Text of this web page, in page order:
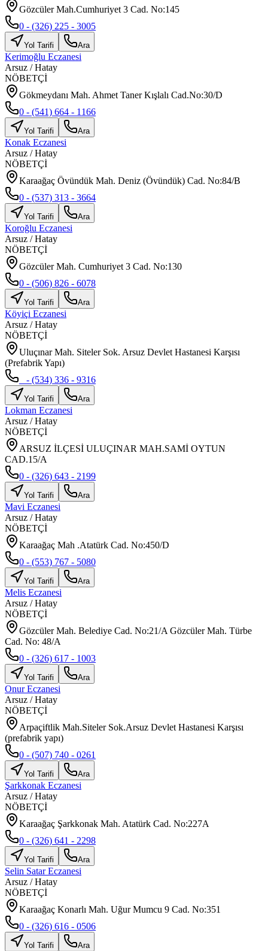
Gözcüler Mah.Cumhuriyet 3 Cad. No:145
0 - (326) 225 - 3005
Yol Tarifi Ara
Kerimoğlu Eczanesi
Arsuz /Hatay
NÖBETÇİ
Gökmeydanı Mah. Ahmet Taner Kışlalı Cad.No:30/D
0 - (541) 664 - 1166
Yol Tarifi Ara
Konak Eczanesi
Arsuz /Hatay
NÖBETÇİ
Karaağaç Övündük Mah. Deniz (Övündük) Cad. No:84/B
0 - (537) 313 - 3664
Yol Tarifi Ara
Koroğlu Eczanesi
Arsuz /Hatay
NÖBETÇİ
Gözcüler Mah. Cumhuriyet 3 Cad. No:130
0 - (506) 826 - 6078
Yol Tarifi Ara
Köyiçi Eczanesi
Arsuz /Hatay
NÖBETÇİ
Uluçınar Mah. Siteler Sok. Arsuz Devlet Hastanesi Karşısı
(Prefabrik Yapı)
_ - (534) 336 - 9316
Yol Tarifi Ara
Lokman Eczanesi
Arsuz /Hatay
NÖBETÇİ
ARSUZ İLÇESİ ULUÇINAR MAH.SAMİ OYTUN
CAD.15/A
0 - (326) 643 - 2199
Yol Tarifi Ara
Mavi Eczanesi
Arsuz /Hatay
NÖBETÇİ
Karaağaç Mah .Atatürk Cad. No:450/D
0 - (553) 767 - 5080
Yol Tarifi Ara
Melis Eczanesi
Arsuz /Hatay
NÖBETÇİ
Gözcüler Mah. Belediye Cad. No:21/A Gözcüler Mah. Türbe
Cad. No: 48/A
0 - (326) 617 - 1003
Yol Tarifi Ara
Onur Eczanesi
Arsuz /Hatay
NÖBETÇİ
Arpaçiftlik Mah.Siteler Sok.Arsuz Devlet Hastanesi Karşısı
(prefabrik yapı)
0 - (507) 740 - 0261
Yol Tarifi Ara
Şarkkonak Eczanesi
Arsuz /Hatay
NÖBETÇİ
Karaağaç Şarkkonak Mah. Atatürk Cad. No:227A
0 - (326) 641 - 2298
Yol Tarifi Ara
Selin Satar Eczanesi
Arsuz /Hatay
NÖBETÇİ
Karaağaç Konarlı Mah. Uğur Mumcu 9 Cad. No:351
0 - (326) 616 - 0506
Yol Tarifi Ara